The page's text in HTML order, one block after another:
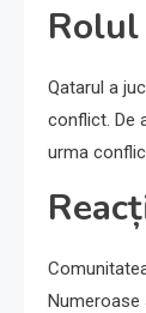
Qatarul a
conflict. De
urma
Numeroase